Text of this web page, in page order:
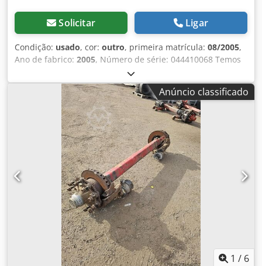
Solicitar Ligar
Condição: usado, cor: outro, primeira matrícula: 08/2005,
Ano de fabrico: 2005, Número de série: 044410068 Temos
em estoque mais de 100 eixos. Dsdpfx Aezrugmolxskr Se
não encontrar o que procura, entre em contato connosco.
Anúncio classificado
1 / 6